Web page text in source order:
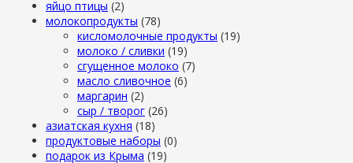
яйцо птицы (2)
молокопродукты (78)
кисломолочные продукты (19)
молоко / сливки (19)
сгущенное молоко (7)
масло сливочное (6)
маргарин (2)
сыр / творог (26)
азиатская кухня (18)
продуктовые наборы (0)
подарок из Крыма (19)